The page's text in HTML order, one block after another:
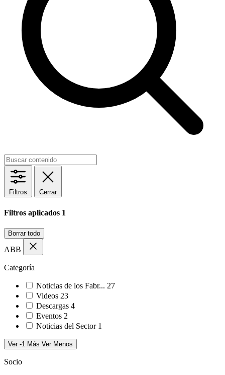
Filtros Cerrar
Filtros aplicados 1
Borrar todo
ABB
Categoría
Noticias de los Fabr... 27
Videos 23
Descargas 4
Eventos 2
Noticias del Sector 1
Ver -1 Más Ver Menos
Socio